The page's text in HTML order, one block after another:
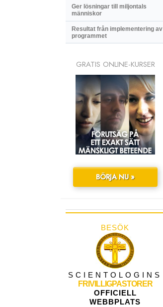
Ger lösningar till miljontals
människor
Resultat från implementering av
programmet
GRATIS ONLINE-KURSER
BÖRJA NU »
BESÖK
SCIENTOLOGINS
FRIVILLIGPASTORER
OFFICIELL
WEBBPLATS